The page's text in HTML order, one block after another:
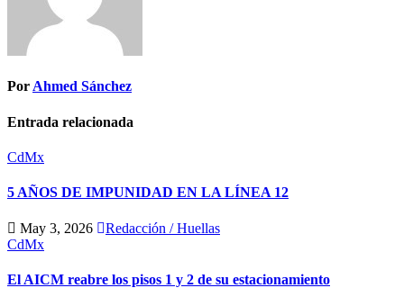
PorAhmed Sánchez
Entrada relacionada
CdMx
5 AÑOS DE IMPUNIDAD EN LA LÍNEA 12
May 3, 2026
Redacción / Huellas
CdMx
El AICM reabre los pisos 1 y 2 de su estacionamiento